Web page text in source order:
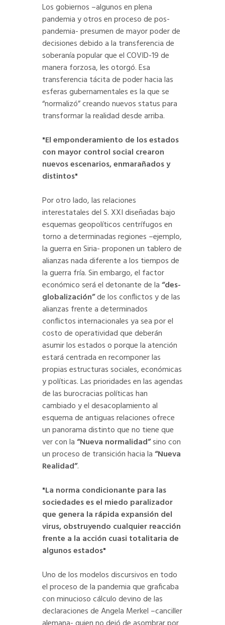
Los gobiernos –algunos en plena
pandemia y otros en proceso de pos-
pandemia- presumen de mayor poder de
decisiones debido a la transferencia de
soberanía popular que el COVID-19 de
manera forzosa, les otorgó. Esa
transferencia tácita de poder hacia las
esferas gubernamentales es la que se
“normalizó” creando nuevos status para
transformar la realidad desde arriba.
"El emponderamiento de los estados
con mayor control social crearon
nuevos escenarios, enmarañados y
distintos"
Por otro lado, las relaciones
interestatales del S. XXI diseñadas bajo
esquemas geopolíticos centrífugos en
torno a determinadas regiones –ejemplo,
la guerra en Siria- proponen un tablero de
alianzas nada diferente a los tiempos de
la guerra fría. Sin embargo, el factor
económico será el detonante de la“des-
globalización”de los conflictos y de las
alianzas frente a determinados
conflictos internacionales ya sea por el
costo de operatividad que deberán
asumir los estados o porque la atención
estará centrada en recomponer las
propias estructuras sociales, económicas
y políticas. Las prioridades en las agendas
de las burocracias políticas han
cambiado y el desacoplamiento al
esquema de antiguas relaciones ofrece
un panorama distinto que no tiene que
ver con la“Nueva normalidad”sino con
un proceso de transición hacia la“Nueva
Realidad”.
"La norma condicionante para las
sociedades es el miedo paralizador
que genera la rápida expansión del
virus, obstruyendo cualquier reacción
frente a la acción cuasi totalitaria de
algunos estados"
Uno de los modelos discursivos en todo
el proceso de la pandemia que graficaba
con minucioso cálculo devino de las
declaraciones de Angela Merkel –canciller